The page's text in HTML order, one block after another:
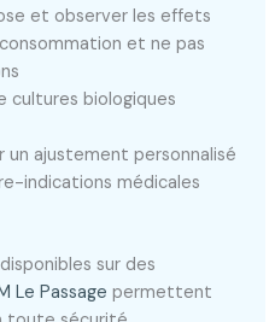
et observer les effets
et ne pas
cultures biologiques
ajustement personnalisé
indications médicales
sur des
Le Passage permettent